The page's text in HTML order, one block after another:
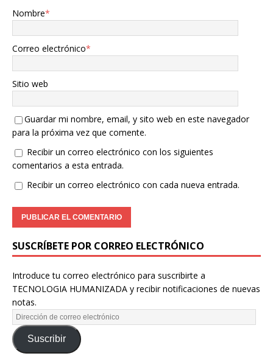
Nombre*
Correo electrónico*
Sitio web
Guardar mi nombre, email, y sito web en este navegador
para la próxima vez que comente.
Recibir un correo electrónico con los siguientes
comentarios a esta entrada.
Recibir un correo electrónico con cada nueva entrada.
SUSCRÍBETE POR CORREO ELECTRÓNICO
Introduce tu correo electrónico para suscribirte a
TECNOLOGIA HUMANIZADA y recibir notificaciones de nuevas
notas.
Suscribir